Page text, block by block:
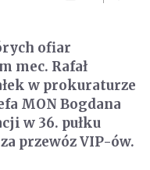
ofiar
mec. Rafał
w prokuraturze
MON Bogdana
w 36. pułku
przewóz VIP-ów.